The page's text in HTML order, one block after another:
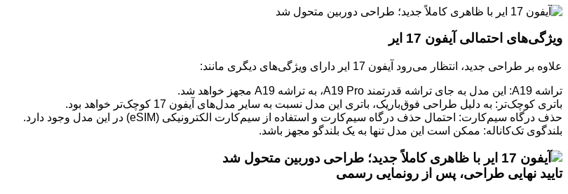
ویژگی‌های احتمالی آیفون 17 ایر
علاوه بر طراحی جدید، انتظار می‌رود آیفون 17 ایر دارای ویژگی‌های دیگری مانند:
تراشه A19: این مدل به جای تراشه قدرتمند A19 Pro، به تراشه A19 مجهز خواهد شد.
باتری کوچک‌تر: به دلیل طراحی فوق‌باریک، باتری این مدل نسبت به سایر مدل‌های آیفون 17 کوچک‌تر خواهد بود.
حذف درگاه سیم‌کارت: احتمال حذف درگاه سیم‌کارت و استفاده از سیم‌کارت الکترونیکی (eSIM) در این مدل وجود دارد.
بلندگوی تک‌کاناله: ممکن است این مدل تنها به یک بلندگو مجهز باشد.
تایید نهایی طراحی، پس از رونمایی رسمی